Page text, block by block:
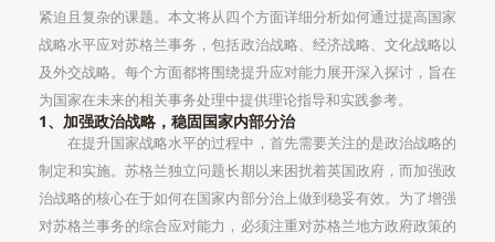
紧迫且复杂的课题。本文将从四个方面详细分析如何通过提高国家
战略水平应对苏格兰事务，包括政治战略、经济战略、文化战略以
及外交战略。每个方面都将围绕提升应对能力展开深入探讨，旨在
为国家在未来的相关事务处理中提供理论指导和实践参考。
1、加强政治战略，稳固国家内部分治
在提升国家战略水平的过程中，首先需要关注的是政治战略的
制定和实施。苏格兰独立问题长期以来困扰着英国政府，而加强政
治战略的核心在于如何在国家内部分治上做到稳妥有效。为了增强
对苏格兰事务的综合应对能力，必须注重对苏格兰地方政府政策的